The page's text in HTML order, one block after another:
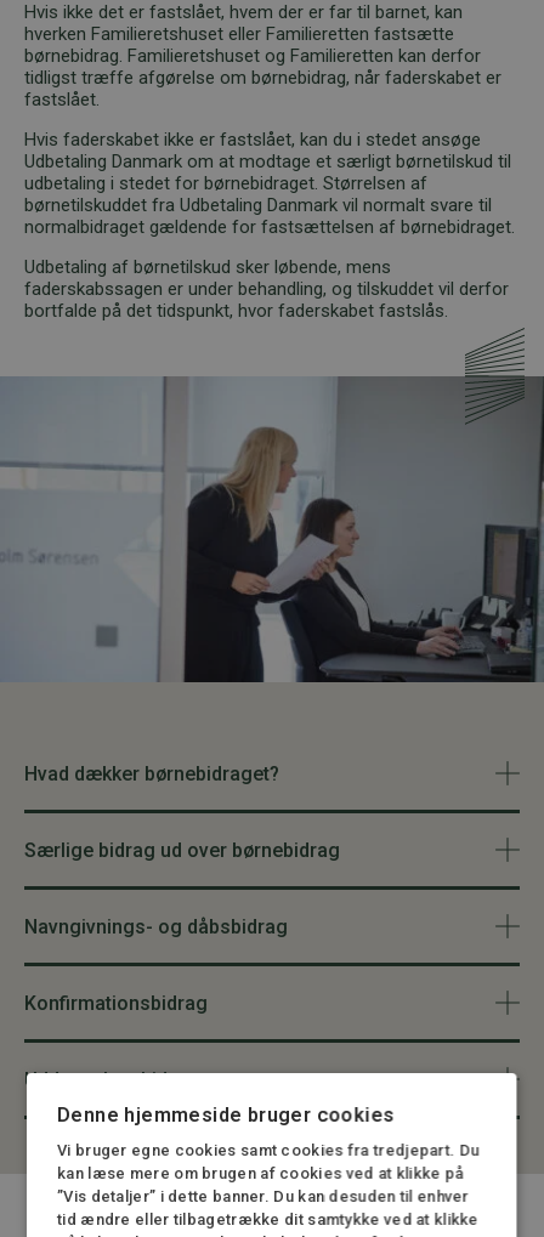
Hvis ikke det er fastslået, hvem der er far til barnet, kan
hverken Familieretshuset eller Familieretten fastsætte
børnebidrag. Familieretshuset og Familieretten kan derfor
tidligst træffe afgørelse om børnebidrag, når faderskabet er
fastslået.
Hvis faderskabet ikke er fastslået, kan du i stedet ansøge
Udbetaling Danmark om at modtage et særligt børnetilskud til
udbetaling i stedet for børnebidraget. Størrelsen af
børnetilskuddet fra Udbetaling Danmark vil normalt svare til
normalbidraget gældende for fastsættelsen af børnebidraget.
Udbetaling af børnetilskud sker løbende, mens
faderskabssagen er under behandling, og tilskuddet vil derfor
bortfalde på det tidspunkt, hvor faderskabet fastslås.
Hvad dækker børnebidraget?
Særlige bidrag ud over børnebidrag
Navngivnings- og dåbsbidrag
Konfirmationsbidrag
Uddannelsesbidrag
Denne hjemmeside bruger cookies
Vi bruger egne cookies samt cookies fra tredjepart. Du
kan læse mere om brugen af cookies ved at klikke på
”Vis detaljer” i dette banner. Du kan desuden til enhver
tid ændre eller tilbagetrække dit samtykke ved at klikke